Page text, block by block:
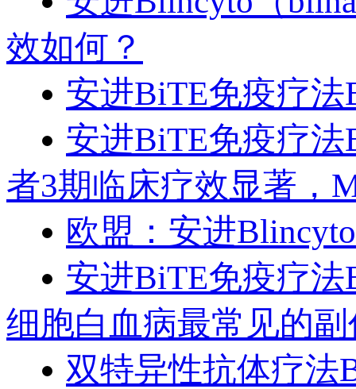
效如何？
安进BiTE免疫疗
安进BiTE免疫疗
者3期临床疗效显著，
欧盟：安进
安进BiTE免疫疗法
细胞白血病最常见的
双特异性抗体疗法